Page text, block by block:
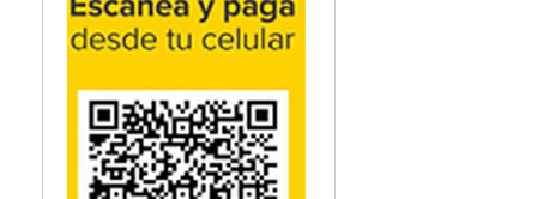
Osteopatía
Otorrinolaringología
Podología
Psicología
Psiquiatría
Química